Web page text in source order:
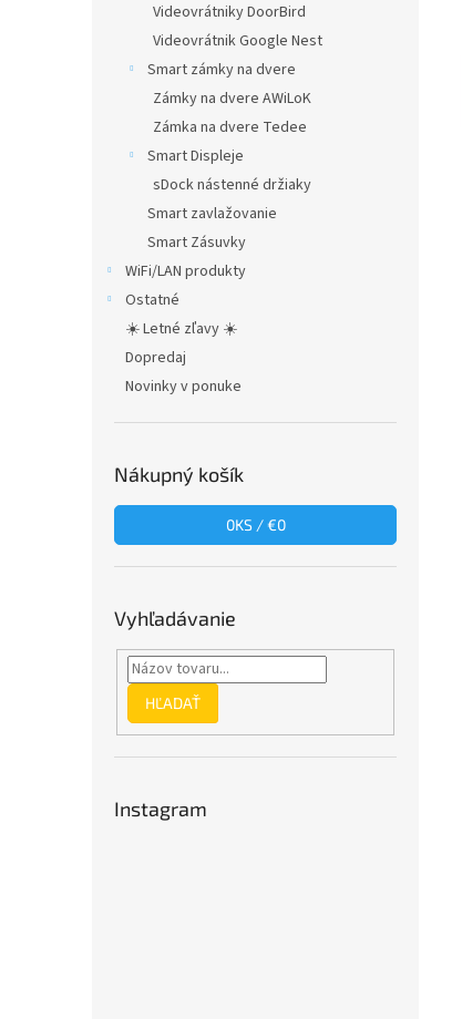
Videovrátniky DoorBird
Videovrátnik Google Nest
Smart zámky na dvere
Zámky na dvere AWiLoK
Zámka na dvere Tedee
Smart Displeje
sDock nástenné držiaky
Smart zavlažovanie
Smart Zásuvky
WiFi/LAN produkty
Ostatné
☀️ Letné zľavy ☀️
Dopredaj
Novinky v ponuke
Nákupný košík
0KS /€0
Vyhľadávanie
HĽADAŤ
Instagram